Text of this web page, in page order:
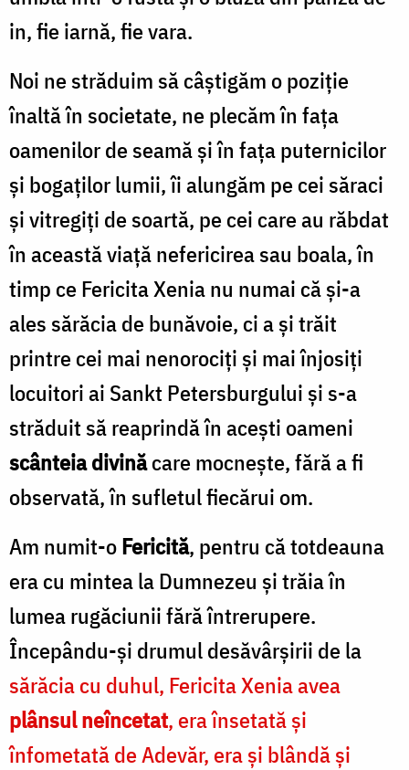
in, fie iarnă, fie vara.
Noi ne străduim să câştigăm o poziţie
înaltă în societate, ne plecăm în faţa
oamenilor de seamă şi în fața puternicilor
și bogaților lumii, îi alungăm pe cei săraci
şi vitregiţi de soartă, pe cei care au răbdat
în această viață nefericirea sau boala, în
timp ce Fericita Xenia nu numai că şi-a
ales sărăcia de bunăvoie, ci a şi trăit
printre cei mai nenorociţi şi mai înjosiţi
locuitori ai Sankt Petersburgului şi s-a
străduit să reaprindă în aceşti oameni
scânteia divinăcare mocneşte, fără a fi
observată, în sufletul fiecărui om.
Am numit-oFericită, pentru că totdeauna
era cu mintea la Dumnezeu și trăia în
lumea rugăciunii fără întrerupere.
Începându-şi drumul desăvârşirii de la
sărăcia cu duhul, Fericita Xenia avea
plânsul neîncetat, era însetată şi
înfometată de Adevăr, era şi blândă şi